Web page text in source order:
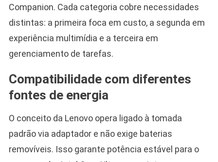
Companion. Cada categoria cobre necessidades
distintas: a primeira foca em custo, a segunda em
experiência multimídia e a terceira em
gerenciamento de tarefas.
Compatibilidade com diferentes
fontes de energia
O conceito da Lenovo opera ligado à tomada
padrão via adaptador e não exige baterias
removíveis. Isso garante potência estável para o